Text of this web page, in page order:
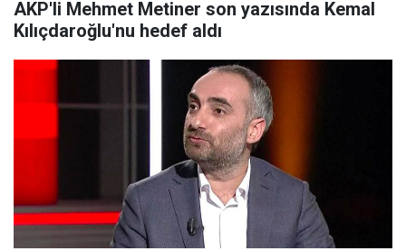
AKP'li Mehmet Metiner son yazısında Kemal
Kılıçdaroğlu'nu hedef aldı